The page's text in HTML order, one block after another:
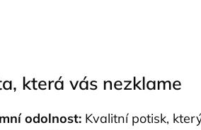
která vás nezklame
odolnost: Kvalitní potisk,